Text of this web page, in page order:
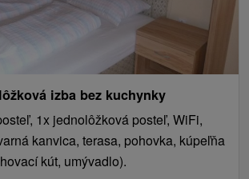
izba bez kuchynky
1x jednolôžková posteľ, WiFi,
kanvica, terasa, pohovka, kúpeľňa
kút, umývadlo).